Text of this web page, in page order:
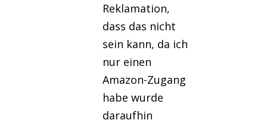
Reklamation,
dass das nicht
sein kann, da ich
nur einen
Amazon-Zugang
habe wurde
daraufhin